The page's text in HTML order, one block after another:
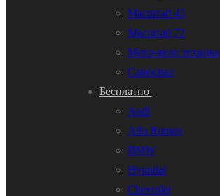
Масштаб 43
Масштаб 72
Мото-вело техника
Самосвал
Бесплатно
Audi
Alfa Romeo
BMW
Hyundai
Chevrolet